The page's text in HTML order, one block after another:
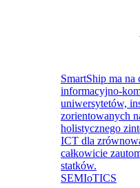
SmartShip ma na
informacyjno-
uniwersytetów,
zorientowanych
holistycznego
ICT dla
całkowicie
statków.
SEMIoTICS